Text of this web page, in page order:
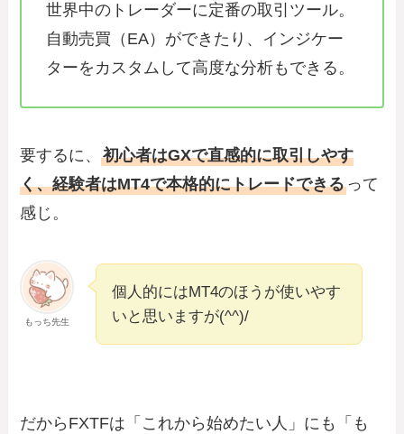
世界中のトレーダーに定番の取引ツール。
自動売買（EA）ができたり、インジケー
ターをカスタムして高度な分析もできる。
要するに、初心者はGXで直感的に取引しやす
く、経験者はMT4で本格的にトレードできるって
感じ。
もっち先生
個人的にはMT4のほうが使いやす
いと思いますが(^^)/
だからFXTFは「これから始めたい人」にも「も